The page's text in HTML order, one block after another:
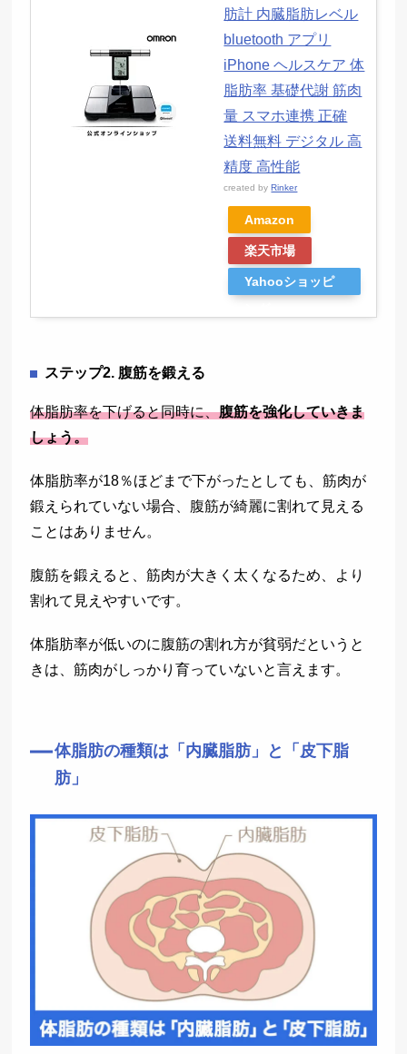
肪計 内臓脂肪レベル
bluetooth アプリ
iPhone ヘルスケア 体
脂肪率 基礎代謝 筋肉
量 スマホ連携 正確
送料無料 デジタル 高
精度 高性能
created by Rinker
Amazon
楽天市場
Yahooショッピ
ステップ2. 腹筋を鍛える
体脂肪率を下げると同時に、腹筋を強化していきま
しょう。
体脂肪率が18％ほどまで下がったとしても、筋肉が
鍛えられていない場合、腹筋が綺麗に割れて見える
ことはありません。
腹筋を鍛えると、筋肉が大きく太くなるため、より
割れて見えやすいです。
体脂肪率が低いのに腹筋の割れ方が貧弱だというと
きは、筋肉がしっかり育っていないと言えます。
体脂肪の種類は「内臓脂肪」と「皮下脂
肪」